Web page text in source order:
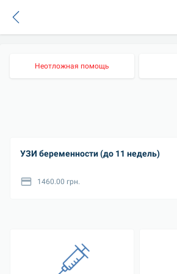
Неотложная помощь
УЗИ беременности (до 11 недель)
1460.00 грн.